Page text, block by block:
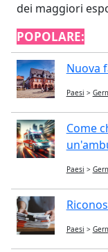
dei maggiori
POPOLARE:
Nuova
Paesi >
Come
Paesi >
Paesi >